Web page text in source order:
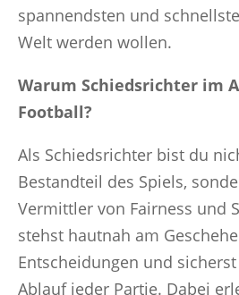
spannendsten und
Welt werden wollen.
Warum Schiedsrichter im
Football?
Als Schiedsrichter bist du
Bestandteil des Spiels,
Vermittler von Fairness und
stehst hautnah am
Entscheidungen und
Ablauf jeder Partie. Dabei